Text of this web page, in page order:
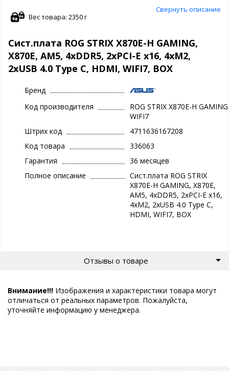
Свернуть описание
Вес товара: 2350 г
Сист.плата ROG STRIX X870E-H GAMING,
X870E, AM5, 4xDDR5, 2xPCI-E x16, 4xM2,
2xUSB 4.0 Type C, HDMI, WIFI7, BOX
Бренд
Код производителя
ROG STRIX X870E-H GAMING
WIFI7
Штрих код
4711636167208
Код товара
336063
Гарантия
36 месяцев
Полное описание
Сист.плата ROG STRIX
X870E-H GAMING, X870E,
AM5, 4xDDR5, 2xPCI-E x16,
4xM2, 2xUSB 4.0 Type C,
HDMI, WIFI7, BOX
Отзывы о товаре
Внимание!!! Изображения и характеристики товара могут
отличаться от реальных параметров. Пожалуйста,
уточняйте информацию у менеджера.